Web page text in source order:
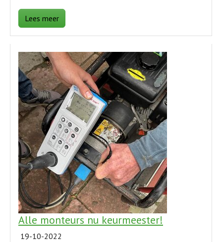
Lees meer
Alle monteurs nu keurmeester!
19-10-2022